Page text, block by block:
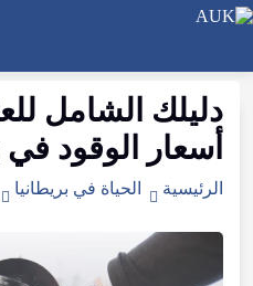
ابحث
في
الموقع
دليلك الشامل
أسعار
الوقود في
الرئيسية الحياة في بريطانيا